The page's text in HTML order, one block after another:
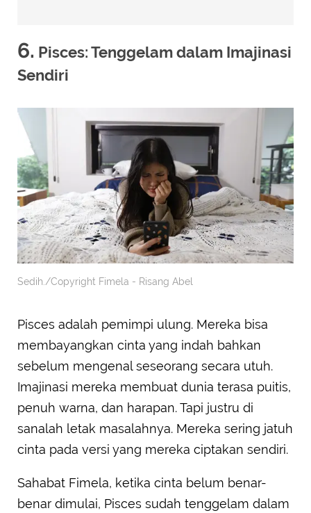
6. Pisces: Tenggelam dalam Imajinasi
Sendiri
Sedih./Copyright Fimela - Risang Abel
Pisces adalah pemimpi ulung. Mereka bisa
membayangkan cinta yang indah bahkan
sebelum mengenal seseorang secara utuh.
Imajinasi mereka membuat dunia terasa puitis,
penuh warna, dan harapan. Tapi justru di
sanalah letak masalahnya. Mereka sering jatuh
cinta pada versi yang mereka ciptakan sendiri.
Sahabat Fimela, ketika cinta belum benar-
benar dimulai, Pisces sudah tenggelam dalam